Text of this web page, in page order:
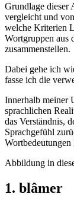
Grundlage dieser
vergleicht und
welche Kriterien
Wortgruppen aus
zusammenstellen.
Dabei gehe ich
fasse ich die
Innerhalb meiner
sprachlichen
das Verständnis,
Sprachgefühl
Abbildung in
1. blâmer